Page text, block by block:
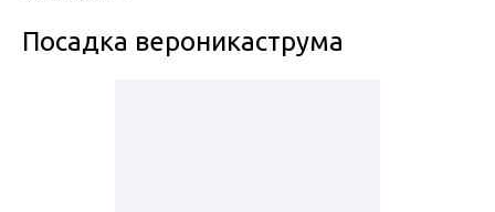
Посадка вероникаструма